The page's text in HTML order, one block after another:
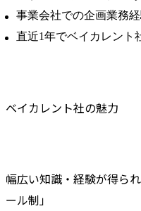
事業会社での企画業務
直近1年でベイカレント
ベイカレント社の魅力
幅広い知識・経験が得ら
ール制」